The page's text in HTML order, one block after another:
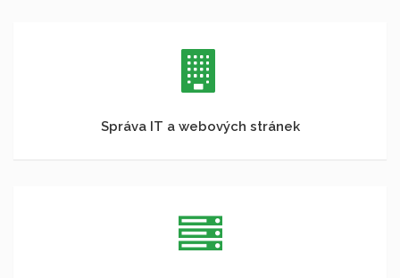
Správa IT a webových stránek